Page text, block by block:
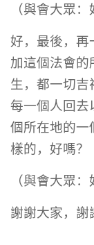
（與會大眾：
好，最後，再
加這個法會的
生，都一切吉
每一個人回去
個所在地的一
樣的，好嗎？
（與會大眾：
謝謝大家，謝